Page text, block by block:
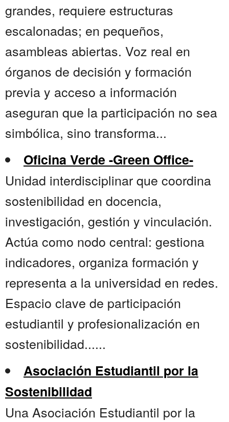
grandes, requiere estructuras
escalonadas; en pequeños,
asambleas abiertas. Voz real en
órganos de decisión y formación
previa y acceso a información
aseguran que la participación no sea
simbólica, sino transforma...
Oficina Verde -Green Office-
Unidad interdisciplinar que coordina
sostenibilidad en docencia,
investigación, gestión y vinculación.
Actúa como nodo central: gestiona
indicadores, organiza formación y
representa a la universidad en redes.
Espacio clave de participación
estudiantil y profesionalización en
sostenibilidad......
Asociación Estudiantil por la
Sostenibilidad
Una Asociación Estudiantil por la